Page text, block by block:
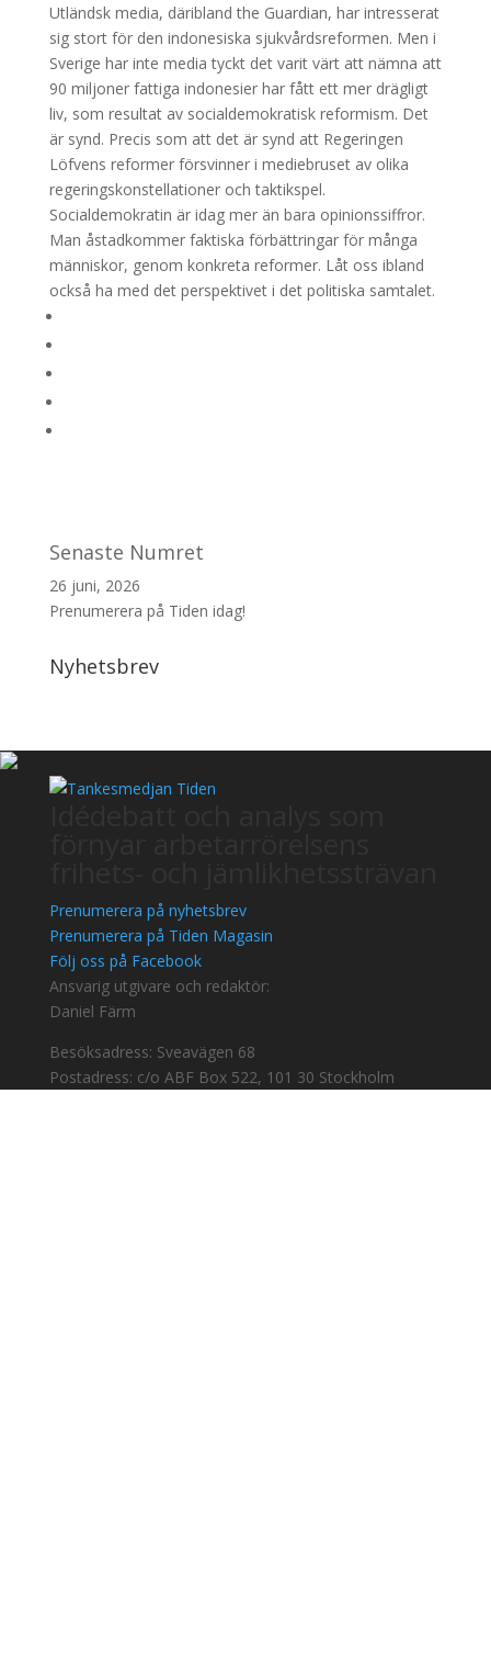
Utländsk media, däribland the Guardian, har intresserat
sig stort för den indonesiska sjukvårdsreformen. Men i
Sverige har inte media tyckt det varit värt att nämna att
90 miljoner fattiga indonesier har fått ett mer drägligt
liv, som resultat av socialdemokratisk reformism. Det
är synd. Precis som att det är synd att Regeringen
Löfvens reformer försvinner i mediebruset av olika
regeringskonstellationer och taktikspel.
Socialdemokratin är idag mer än bara opinionssiffror.
Man åstadkommer faktiska förbättringar för många
människor, genom konkreta reformer. Låt oss ibland
också ha med det perspektivet i det politiska samtalet.
Senaste Numret
26 juni, 2026
Prenumerera på Tiden idag!
Nyhetsbrev
Prenumerera på nyhetsbrev
Prenumerera på Tiden Magasin
Följ oss på Facebook
Ansvarig utgivare och redaktör:
Daniel Färm
Besöksadress: Sveavägen 68
Postadress: c/o ABF Box 522, 101 30 Stockholm